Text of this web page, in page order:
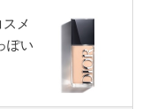
メ
ぽい